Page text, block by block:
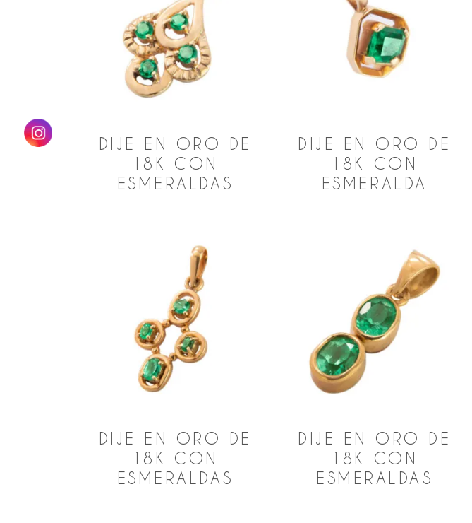
DIJE EN ORO DE
18K CON
ESMERALDAS
DIJE EN ORO DE
18K CON
ESMERALDA
DIJE EN ORO DE
18K CON
ESMERALDAS
DIJE EN ORO DE
18K CON
ESMERALDAS